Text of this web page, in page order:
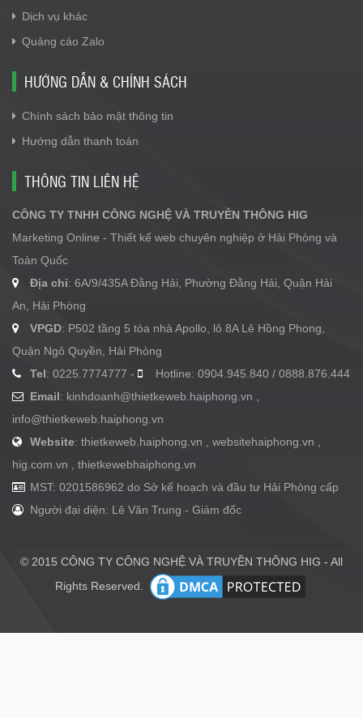
Dịch vụ khác
Quảng cáo Zalo
HƯỚNG DẪN & CHÍNH SÁCH
Chính sách bảo mật thông tin
Hướng dẫn thanh toán
THÔNG TIN LIÊN HỆ
CÔNG TY TNHH CÔNG NGHỆ VÀ TRUYỀN THÔNG HIG
Marketing Online - Thiết kế web chuyên nghiệp ở Hải Phòng và
Toàn Quốc
Địa chỉ: 6A/9/435A Đằng Hải, Phường Đằng Hải, Quận Hải
An, Hải Phòng
VPGD: P502 tầng 5 tòa nhà Apollo, lô 8A Lê Hồng Phong,
Quận Ngô Quyền, Hải Phòng
Tel: 0225.7774777 -
Hotline: 0904.945.840 / 0888.876.444
Email: kinhdoanh@thietkeweb.haiphong.vn ,
info@thietkeweb.haiphong.vn
Website: thietkeweb.haiphong.vn , websitehaiphong.vn ,
hig.com.vn , thietkewebhaiphong.vn
MST: 0201586962 do Sở kế hoạch và đầu tư Hải Phòng cấp
Người đại diện: Lê Văn Trung - Giám đốc
© 2015 CÔNG TY CÔNG NGHỆ VÀ TRUYỀN THÔNG HIG - All
Rights Reserved.